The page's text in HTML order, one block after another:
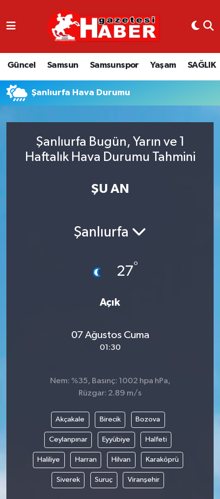
Güncel Samsun Samsunspor Yaşam SAĞLIK
Şanlıurfa Hava Durumu
Şanlıurfa Bugün, Yarın ve 1
Haftalık Hava Durumu Tahmini
ŞU AN
Şanlıurfa
27°
Açık
07 Ağustos Cuma
01:30
Nem: %35, Basınç: 1002 hpa hPa,
Rüzgar: 2.89 m/s
Akçakale Birecik Bozova
Ceylanpınar Eyyübiye Halfeti
Haliliye Harran Hilvan Karaköprü
Siverek Suruç Viranşehir
GÜNCEL
SAMSUN
YAŞAM